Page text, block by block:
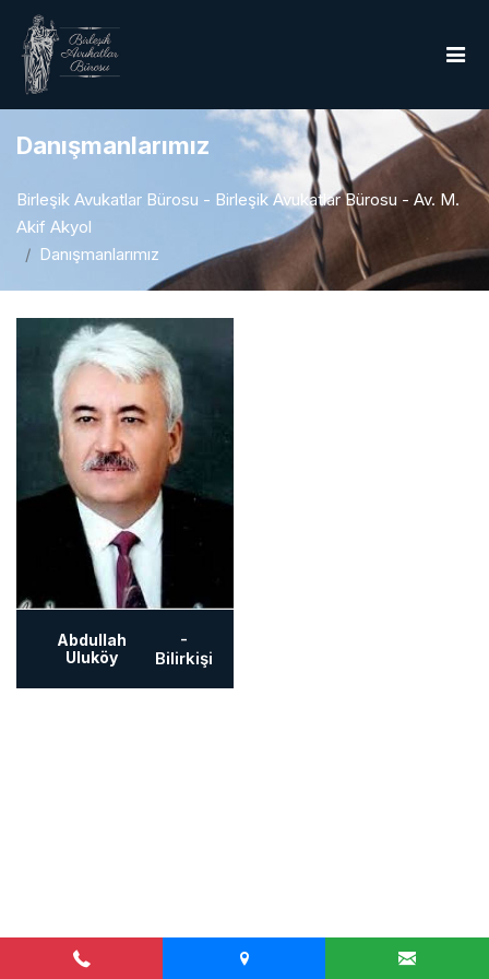
Danışmanlarımız
Birleşik Avukatlar Bürosu - Birleşik Avukatlar Bürosu - Av. M.
Akif Akyol
Danışmanlarımız
Abdullah
Uluköy
-
Bilirkişi